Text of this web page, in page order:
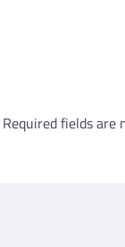
Required fields are